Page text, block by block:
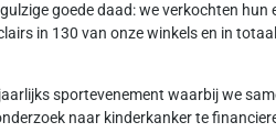
goede daad: we verkochten
in 130 van onze winkels en in
sportevenement waarbij we
naar kinderkanker te